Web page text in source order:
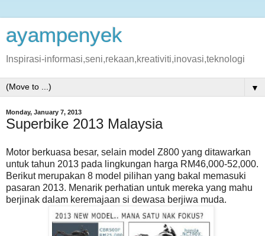
ayampenyek
Inspirasi-informasi,seni,rekaan,kreativiti,inovasi,teknologi
▼
Monday, January 7, 2013
Superbike 2013 Malaysia
Motor berkuasa besar, selain model Z800 yang ditawarkan
untuk tahun 2013 pada lingkungan harga RM46,000-52,000.
Berikut merupakan 8 model pilihan yang bakal memasuki
pasaran 2013. Menarik perhatian untuk mereka yang mahu
berjinak dalam keremajaan si dewasa berjiwa muda.